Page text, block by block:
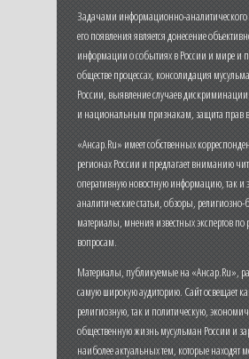
Задачами информационно-аналитического
его появления является донесение
информации о событиях в России и мире и
обществе процессах, консолидация
России, выявление случаев
и национальным признакам, защита прав
«Ансар.Ru» имеет собственных
регионах России и предлагает вниманию
оперативную новостную информацию, так и
аналитические статьи, обзоры, религиозно-
материалы, мнения известных экспертов
вопросам.
Материалы, публикуемые на «Ансар.Ru»,
самую широкую аудиторию. Сайт освещает
религиозную, так и политическую,
общественную жизнь мусульман России и
наиболее актуальных тем, которые находят